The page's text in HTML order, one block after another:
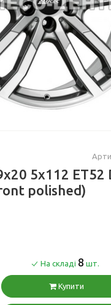
5x112 ET52
polished)
На складі 8 шт.
Купити